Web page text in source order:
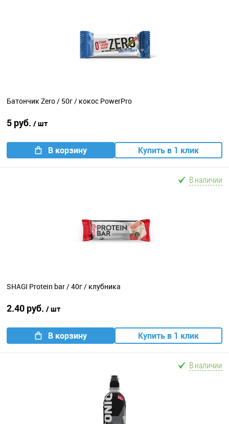
Батончик Zero / 50г / кокос PowerPro
5 руб. / шт
В корзину Купить в 1 клик
В наличии
SHAGI Protein bar / 40г / клубника
2.40 руб. / шт
В корзину Купить в 1 клик
В наличии